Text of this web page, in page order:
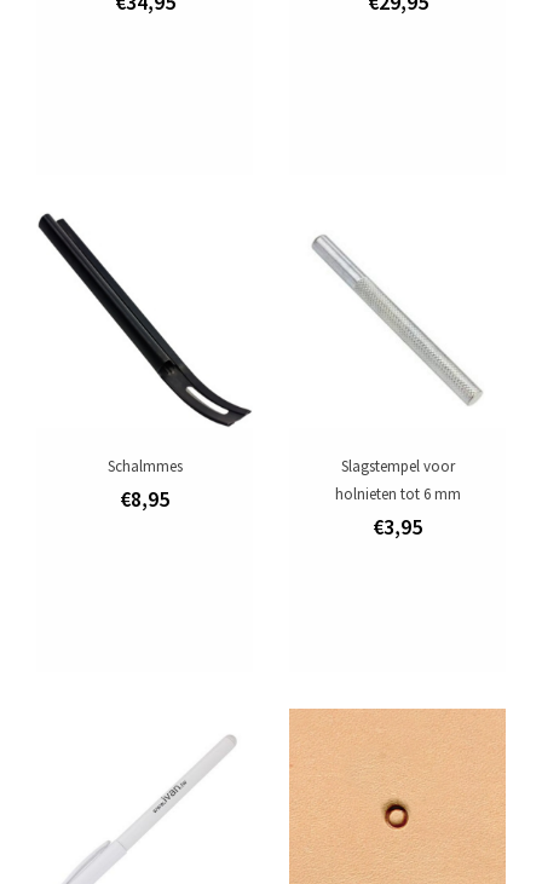
Schalmmes
€8,95
Slagstempel voor
holnieten tot 6 mm
€3,95